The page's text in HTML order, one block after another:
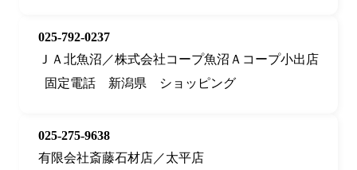
025-792-0237
ＪＡ北魚沼／株式会社コープ魚沼Ａコープ小出店
固定電話
新潟県 ショッピング
025-275-9638
有限会社斎藤石材店／太平店